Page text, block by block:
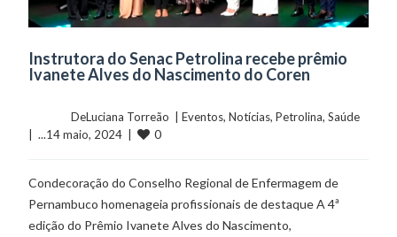
Instrutora do Senac Petrolina recebe prêmio
Ivanete Alves do Nascimento do Coren
	    	DeLuciana Torreão  |
Eventos, Notícias, Petrolina, Saúde
|  ...14 maio, 2024  |
0
Condecoração do Conselho Regional de Enfermagem de
Pernambuco homenageia profissionais de destaque A 4ª
edição do Prêmio Ivanete Alves do Nascimento,